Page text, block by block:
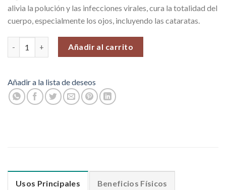
alivia la polución y las infecciones virales, cura la totalidad del
cuerpo, especialmente los ojos, incluyendo las cataratas.
Elegante Dije con Autentica Turquesa y Plata Fina con Forma
Añadir al carrito
Añadir a la lista de deseos
Usos Principales Beneficios Físicos